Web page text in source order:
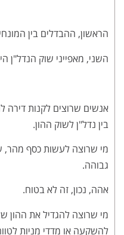
הראשון, ההבדלים בין
השני, מאפייני שוק הנדל"ן
אנשים שרוצים לקנות דירה
בין נדל"ן לשוק ההון.
מי שרוצה לעשות כסף מהר,
גבוהה.
אהה, נכון, זה לא בטוח.
מי שרוצה להגדיל את ההון
להשקעה או מדדי מניות